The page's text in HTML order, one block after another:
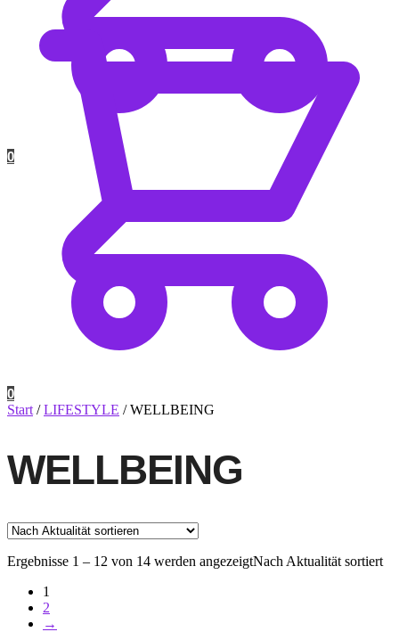
0
0
Start /LIFESTYLE /WELLBEING
WELLBEING
Ergebnisse 1 – 12 von 14 werden angezeigtNach Aktualität sortiert
1
2
→